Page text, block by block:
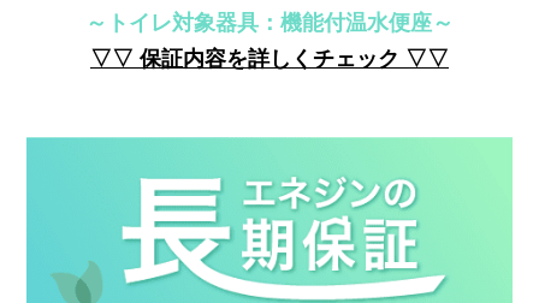
～トイレ対象器具：機能付温水便座～
▽▽ 保証内容を詳しくチェック ▽▽